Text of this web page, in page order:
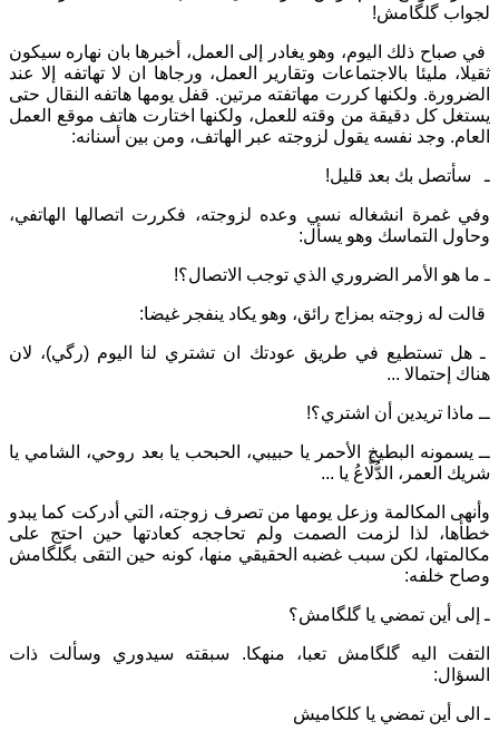
لجواب گلگامش!
في صباح ذلك اليوم، وهو يغادر إلى العمل، أخبرها بان نهاره سيكون
ثقيلا، مليئا بالاجتماعات وتقارير العمل، ورجاها ان لا تهاتفه إلا عند
الضرورة. ولكنها كررت مهاتفته مرتين. قفل يومها هاتفه النقال حتى
يستغل كل دقيقة من وقته للعمل، ولكنها اختارت هاتف موقع العمل
العام. وجد نفسه يقول لزوجته عبر الهاتف، ومن بين أسنانه:
ـ سأتصل بك بعد قليل!
وفي غمرة انشغاله نسي وعده لزوجته، فكررت اتصالها الهاتفي،
وحاول التماسك وهو يسأل:
ـ ما هو الأمر الضروري الذي توجب الاتصال؟!
قالت له زوجته بمزاج رائق، وهو يكاد ينفجر غيضا:
ـ هل تستطيع في طريق عودتك ان تشتري لنا اليوم (رگي)، لان
هناك إحتمالا ...
ــ ماذا تريدين أن اشتري؟!
ــ يسمونه البطيخ الأحمر يا حبيبي، الحبحب يا بعد روحي، الشامي يا
شريك العمر، الدُّلَّاعُ يا ...
وأنهى المكالمة وزعل يومها من تصرف زوجته، التي أدركت كما يبدو
خطأها، لذا لزمت الصمت ولم تحاججه كعادتها حين احتج على
مكالمتها، لكن سبب غضبه الحقيقي منها، كونه حين التقى بگلگامش
وصاح خلفه:
ـ إلى أين تمضي يا گلگامش؟
التفت اليه گلگامش تعبا، منهكا. سبقته سيدوري وسألت ذات
السؤال:
ـ الى أين تمضي يا كلكاميش